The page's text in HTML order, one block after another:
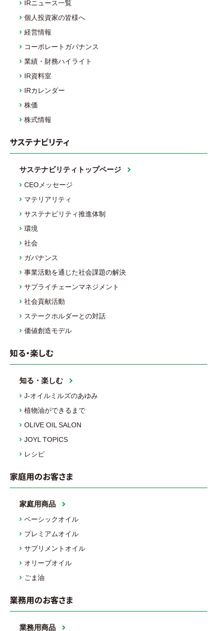
IRニュース一覧
個人投資家の皆様へ
経営情報
コーポレートガバナンス
業績・財務ハイライト
IR資料室
IRカレンダー
株価
株式情報
サステナビリティ
サステナビリティトップページ
CEOメッセージ
マテリアリティ
サステナビリティ推進体制
環境
社会
ガバナンス
事業活動を通じた社会課題の解決
サプライチェーンマネジメント
社会貢献活動
ステークホルダーとの対話
価値創造モデル
知る・楽しむ
知る・楽しむ
J-オイルミルズのあゆみ
植物油ができるまで
OLIVE OIL SALON
JOYL TOPICS
レシピ
家庭用のお客さま
家庭用商品
ベーシックオイル
プレミアムオイル
サプリメントオイル
オリーブオイル
ごま油
業務用のお客さま
業務用商品